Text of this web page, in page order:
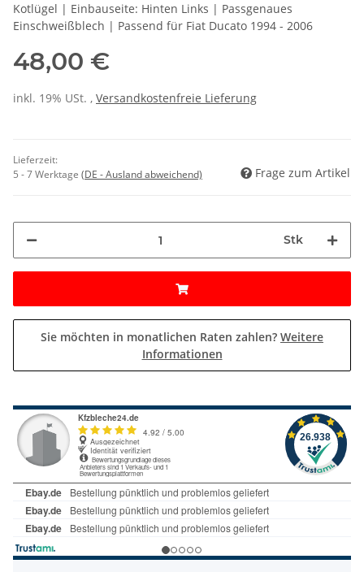
Kotlügel | Einbauseite: Hinten Links | Passgenaues
Einschweißblech | Passend für Fiat Ducato 1994 - 2006
48,00 €
inkl. 19% USt. , Versandkostenfreie Lieferung
Lieferzeit:
5 - 7 Werktage (DE - Ausland abweichend) Frage zum Artikel
Stk
Sie möchten in monatlichen Raten zahlen? Weitere
Informationen